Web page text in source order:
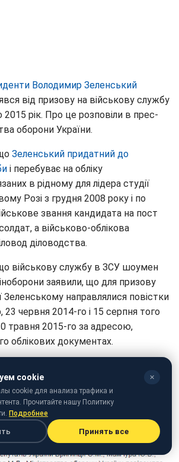
Володимир Зеленський
від призову на військову службу
2015 рік. Про це розповіли в прес-
оборони України.
Зеленський придатний до
і перебуває на обліку
в рідному для лідера студії
Розі з грудня 2008 року і по
звання кандидата на пост
а військово-облікова
діловодства.
військову службу в ЗСУ шоумен
заявили, що для призову
Зеленському направлялися повістки
23 червня 2014-го і 15 серпня того
травня 2015-го за адресою,
облікових документах.
не прибував", - резюмували у
cookie ✕
cookie для анализа трафика и
Прочитайте нашу Политику
Подробнее
Принять все